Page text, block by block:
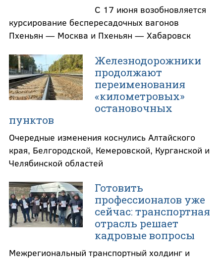
С 17 июня возобновляется
курсирование беспересадочных вагонов
Пхеньян — Москва и Пхеньян — Хабаровск
Железнодорожники
продолжают
переименования
«километровых»
остановочных
пунктов
Очередные изменения коснулись Алтайского
края, Белгородской, Кемеровской, Курганской и
Челябинской областей
Готовить
профессионалов уже
сейчас: транспортная
отрасль решает
кадровые вопросы
Межрегиональный транспортный холдинг и